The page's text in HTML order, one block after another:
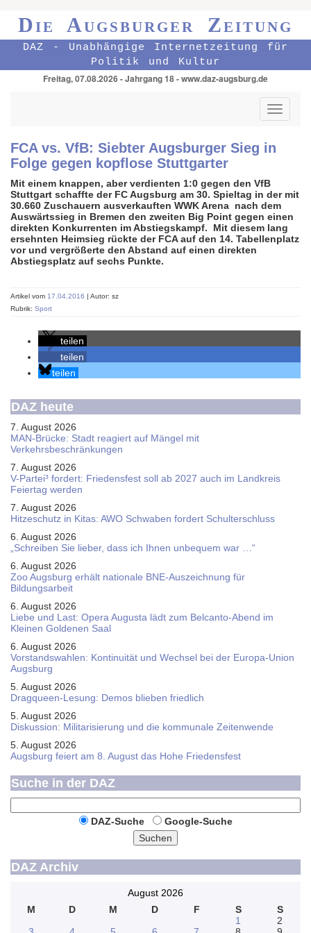
Die Augsburger Zeitung
DAZ - Unabhängige Internetzeitung für
Politik und Kultur
Freitag, 07.08.2026 - Jahrgang 18 - www.daz-augsburg.de
Toggle
FCA vs. VfB: Siebter Augsburger Sieg in
Folge gegen kopflose Stuttgarter
Mit einem knappen, aber verdienten 1:0 gegen den VfB
Stuttgart schaffte der FC Augsburg am 30. Spieltag in der mit
30.660 Zuschauern ausverkauften WWK Arena nach dem
Auswärtssieg in Bremen den zweiten Big Point gegen einen
direkten Konkurrenten im Abstiegskampf. Mit diesem lang
ersehnten Heimsieg rückte der FCA auf den 14. Tabellenplatz
vor und vergrößerte den Abstand auf einen direkten
Abstiegsplatz auf sechs Punkte.
Artikel vom 17.04.2016 | Autor: sz
Rubrik: Sport
teilen
teilen
teilen
DAZ heute
7. August 2026
MAN-Brücke: Stadt reagiert auf Mängel mit
Verkehrsbeschränkungen
7. August 2026
V-Partei­³ fordert: Friedens­fest soll ab 2027 auch im Land­kreis
Feier­tag werden
7. August 2026
Hitzeschutz in Kitas: AWO Schwaben fordert Schulterschluss
6. August 2026
„Schreiben Sie lieber, dass ich Ihnen unbequem war …“
6. August 2026
Zoo Augsburg erhält nationale BNE-Auszeichnung für
Bildungsarbeit
6. August 2026
Liebe und Last: Opera Augusta lädt zum Belcanto-Abend im
Kleinen Goldenen Saal
6. August 2026
Vorstandswahlen: Kontinuität und Wechsel bei der Europa-Union
Augsburg
5. August 2026
Dragqueen-Lesung: Demos blieben friedlich
5. August 2026
Diskussion: Mi­li­ta­ri­sie­rung und die kommunale Zeitenwende
5. August 2026
Augsburg feiert am 8. August das Hohe Friedensfest
Suche in der DAZ
DAZ-Suche
Google-Suche
Suchen
DAZ Archiv
August 2026
M
D M D F S
S
1
2